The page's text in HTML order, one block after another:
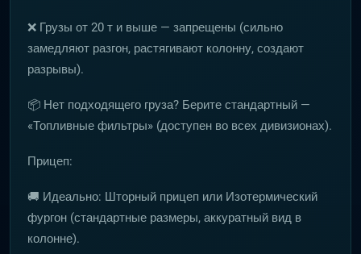
❌ Грузы от 20 т и выше — запрещены (сильно
замедляют разгон, растягивают колонну, создают
разрывы).
📦 Нет подходящего груза? Берите стандартный —
«Топливные фильтры» (доступен во всех дивизионах).
Прицеп:
🚚 Идеально: Шторный прицеп или Изотермический
фургон (стандартные размеры, аккуратный вид в
колонне).